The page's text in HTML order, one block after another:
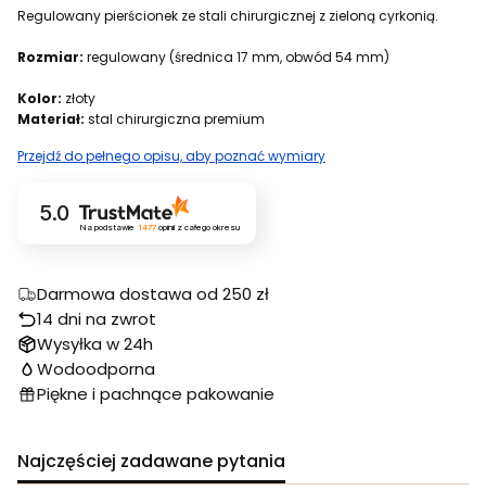
Regulowany pierścionek ze stali chirurgicznej z zieloną cyrkonią.
Rozmiar: regulowany (średnica 17 mm, obwód 54 mm)
Kolor: złoty
Materiał: stal chirurgiczna premium
Przejdź do pełnego opisu, aby poznać wymiary
5.0
Na podstawie 1477opinii z całego okresu
Darmowa dostawa od 250 zł
14 dni na zwrot
Wysyłka w 24h
Wodoodporna
Piękne i pachnące pakowanie
Najczęściej zadawane pytania